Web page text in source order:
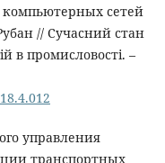
сетей
// Сучасний стан
в промисловості. –
управления
транспортных